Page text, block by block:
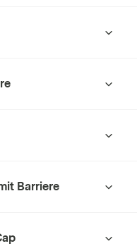
Barriere